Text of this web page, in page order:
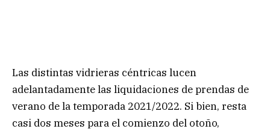
Las distintas vidrieras céntricas lucen
adelantadamente las liquidaciones de prendas de
verano de la temporada 2021/2022. Si bien, resta
casi dos meses para el comienzo del otoño,